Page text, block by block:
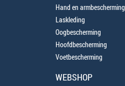
Hand en armbescherming
Laskleding
Oogbescherming
Hoofdbescherming
Voetbescherming
WEBSHOP